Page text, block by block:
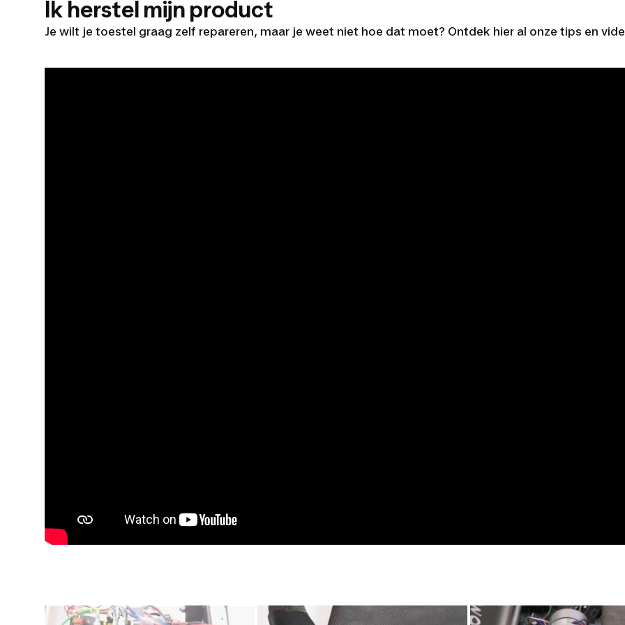
Ik herstel mijn product
Je wilt je toestel graag zelf repareren, maar je weet niet hoe dat moet? Ontdek hier al onze tips en